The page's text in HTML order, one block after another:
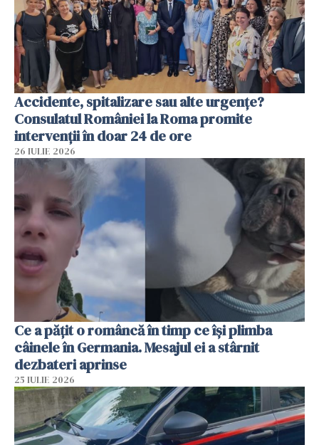
Accidente, spitalizare sau alte urgențe?
Consulatul României la Roma promite
intervenții în doar 24 de ore
26 IULIE 2026
Ce a pățit o româncă în timp ce își plimba
câinele în Germania. Mesajul ei a stârnit
dezbateri aprinse
25 IULIE 2026